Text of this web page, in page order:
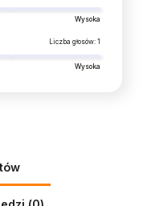
Wysoka
Liczba głosów: 1
Wysoka